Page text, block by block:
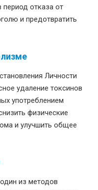
период отказа от
и предотвратить
Личности
удаление токсинов
употреблением
физические
и улучшить общее
из методов